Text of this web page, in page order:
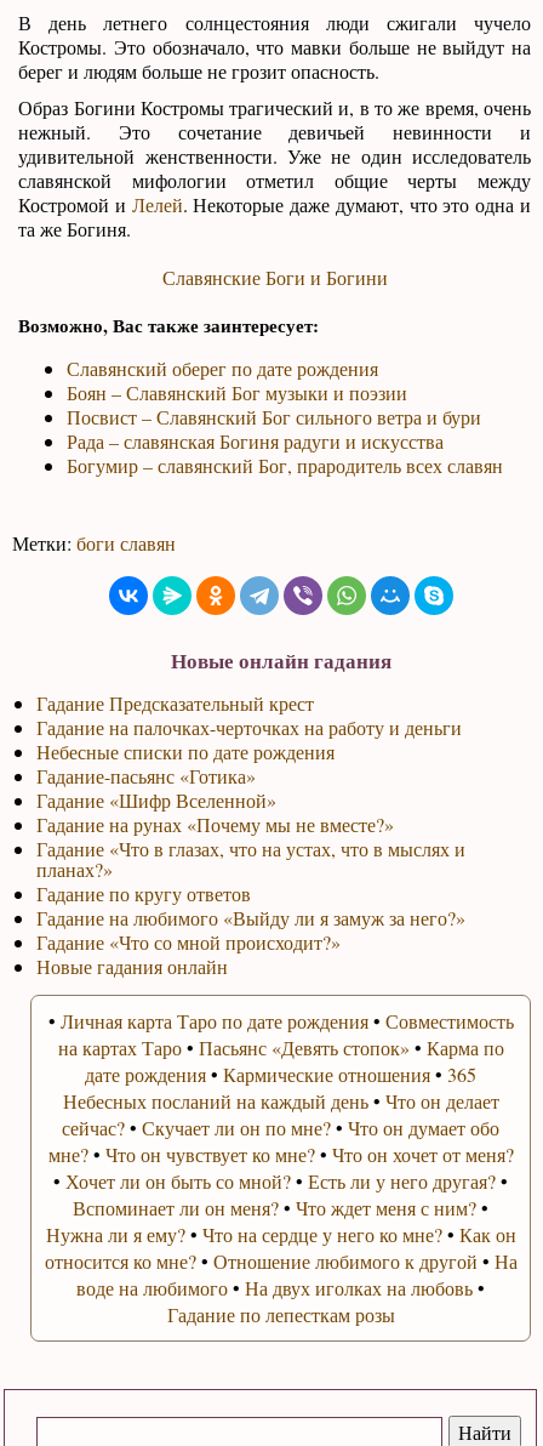
В день летнего солнцестояния люди сжигали чучело
Костромы. Это обозначало, что мавки больше не выйдут на
берег и людям больше не грозит опасность.
Образ Богини Костромы трагический и, в то же время, очень
нежный. Это сочетание девичьей невинности и
удивительной женственности. Уже не один исследователь
славянской мифологии отметил общие черты между
Костромой и Лелей. Некоторые даже думают, что это одна и
та же Богиня.
Славянские Боги и Богини
Возможно, Вас также заинтересует:
Славянский оберег по дате рождения
Боян – Славянский Бог музыки и поэзии
Посвист – Славянский Бог сильного ветра и бури
Рада – славянская Богиня радуги и искусства
Богумир – славянский Бог, прародитель всех славян
Метки:боги славян
Новые онлайн гадания
Гадание Предсказательный крест
Гадание на палочках-черточках на работу и деньги
Небесные списки по дате рождения
Гадание-пасьянс «Готика»
Гадание «Шифр Вселенной»
Гадание на рунах «Почему мы не вместе?»
Гадание «Что в глазах, что на устах, что в мыслях и
планах?»
Гадание по кругу ответов
Гадание на любимого «Выйду ли я замуж за него?»
Гадание «Что со мной происходит?»
Новые гадания онлайн
• Личная карта Таро по дате рождения• Совместимость
на картах Таро• Пасьянс «Девять стопок» • Карма по
дате рождения•Кармические отношения•365
Небесных посланий на каждый день• Что он делает
сейчас?•Скучает ли он по мне?•Что он думает обо
мне?• Что он чувствует ко мне?• Что он хочет от меня?
• Хочет ли он быть со мной?•Есть ли у него другая?•
Вспоминает ли он меня?•Что ждет меня с ним?•
Нужна ли я ему?• Что на сердце у него ко мне?• Как он
относится ко мне?• Отношение любимого к другой • На
воде на любимого•На двух иголках на любовь•
Гадание по лепесткам розы